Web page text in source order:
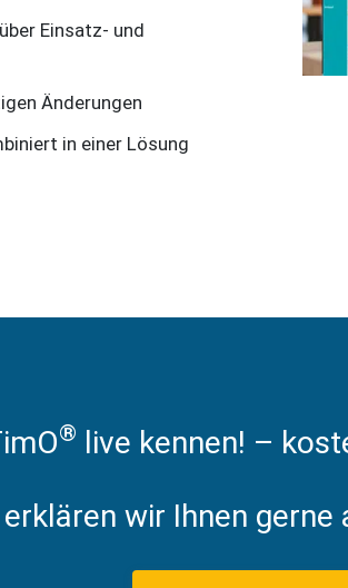
Einsatz- und
Änderungen
in einer Lösung
® live kennen! –
wir Ihnen